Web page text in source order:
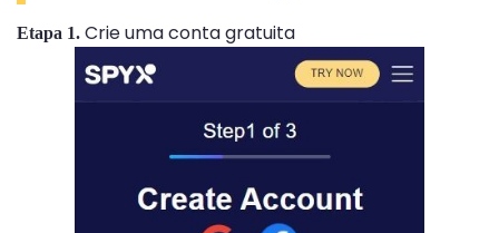
Etapa 1. Crie uma conta gratuita